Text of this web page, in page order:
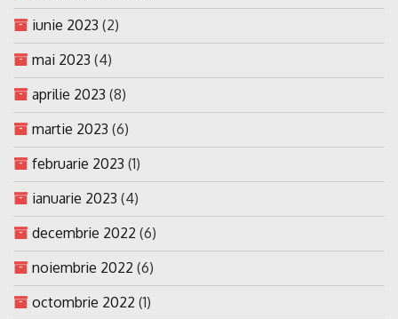
iunie 2023 (2)
mai 2023 (4)
aprilie 2023 (8)
martie 2023 (6)
februarie 2023 (1)
ianuarie 2023 (4)
decembrie 2022 (6)
noiembrie 2022 (6)
octombrie 2022 (1)